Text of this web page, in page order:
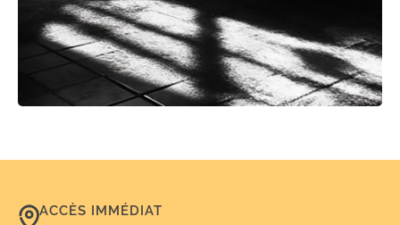
ACCÈS IMMÉDIAT